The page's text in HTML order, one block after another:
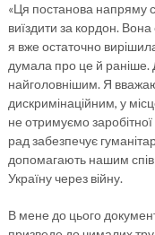
«Ця постанова напряму
виїздити за кордон.
я вже остаточно
думала про це й раніше.
найголовнішим. Я
дискримінаційним, у
не отримуємо заробітної
рад забезпечує
допомагають нашим
Україну через війну.
В мене до цього